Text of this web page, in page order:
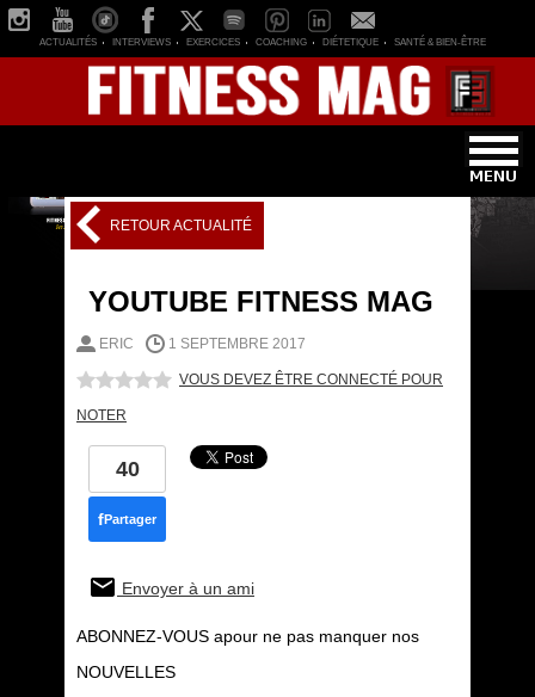
ACTUALITÉS INTERVIEWS EXERCICES COACHING DIÉTETIQUE SANTÉ & BIEN-ÊTRE
RETOUR ACTUALITÉ
YOUTUBE FITNESS MAG
ERIC 1 SEPTEMBRE 2017
VOUS DEVEZ ÊTRE CONNECTÉ POUR
NOTER
40
fPartager
Envoyer à un ami
ABONNEZ-VOUS apour ne pas manquer nos
NOUVELLES